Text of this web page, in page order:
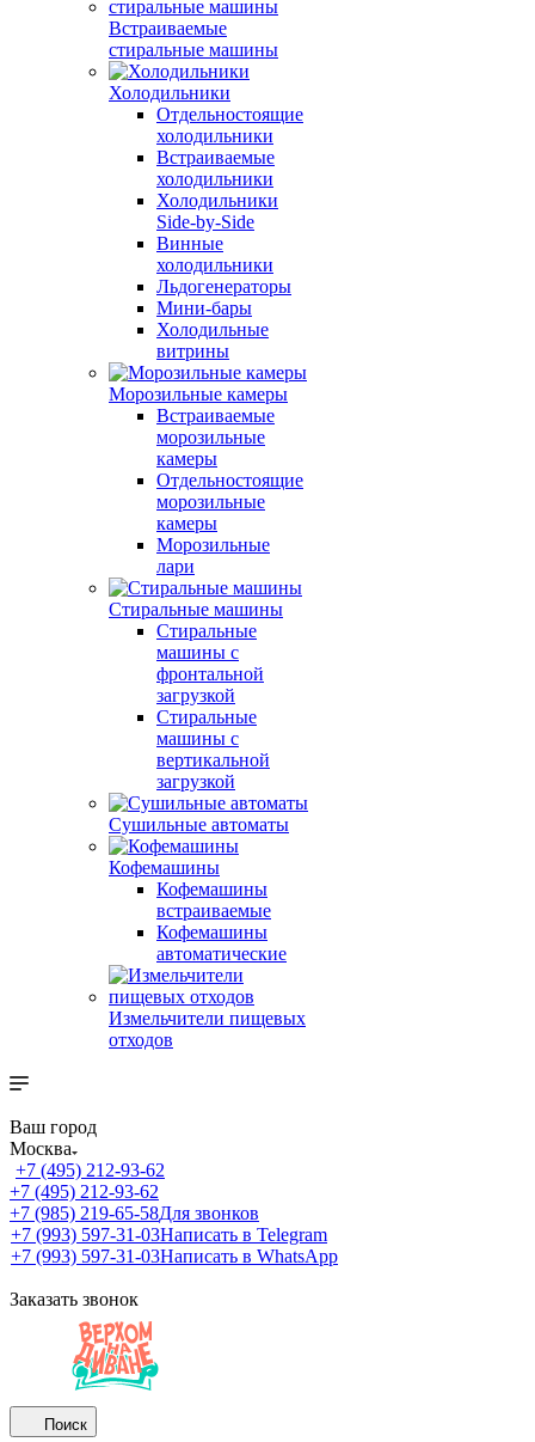
Встраиваемые
стиральные машины
Холодильники
Отдельностоящие
холодильники
Встраиваемые
холодильники
Холодильники
Side-by-Side
Винные
холодильники
Льдогенераторы
Мини-бары
Холодильные
витрины
Морозильные камеры
Встраиваемые
морозильные
камеры
Отдельностоящие
морозильные
камеры
Морозильные
лари
Стиральные машины
Стиральные
машины с
фронтальной
загрузкой
Стиральные
машины с
вертикальной
загрузкой
Сушильные автоматы
Кофемашины
Кофемашины
встраиваемые
Кофемашины
автоматические
Измельчители пищевых
отходов
Ваш город
Москва
+7 (495) 212-93-62
+7 (495) 212-93-62
+7 (985) 219-65-58Для звонков
+7 (993) 597-31-03Написать в Telegram
+7 (993) 597-31-03Написать в WhatsApp
Заказать звонок
Поиск